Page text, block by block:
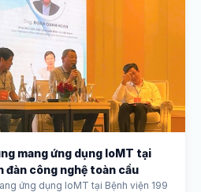
mang ứng dụng IoMT tại
đàn công nghệ toàn cầu
ứng dụng IoMT tại Bệnh viện 199